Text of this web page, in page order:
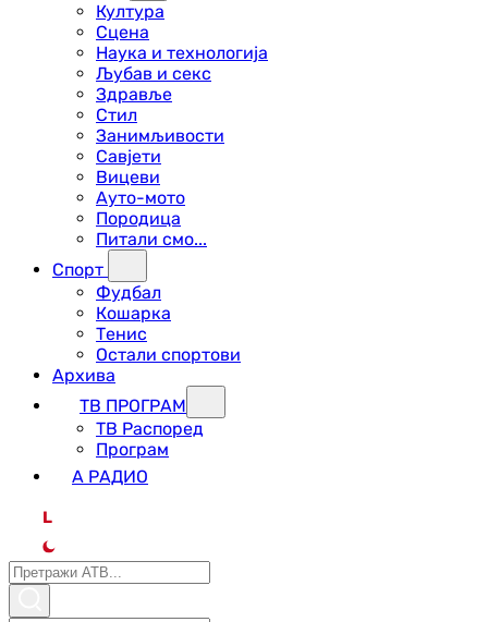
Култура
Сцена
Наука и технологија
Љубав и секс
Здравље
Стил
Занимљивости
Савјети
Вицеви
Ауто-мото
Породица
Питали смо...
Спорт
Фудбал
Кошарка
Тенис
Остали спортови
Архива
ТВ ПРОГРАМ
ТВ Распоред
Програм
А РАДИО
L